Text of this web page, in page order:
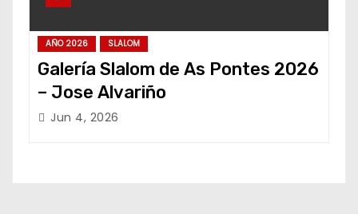
AÑO 2026 SLALOM
Galería Slalom de As Pontes 2026
– Jose Alvariño
Jun 4, 2026